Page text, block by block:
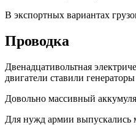
В экспортных вариантах
Проводка
Двенадцативольтная
двигатели ставили
Довольно массивный
Для нужд армии выпускались